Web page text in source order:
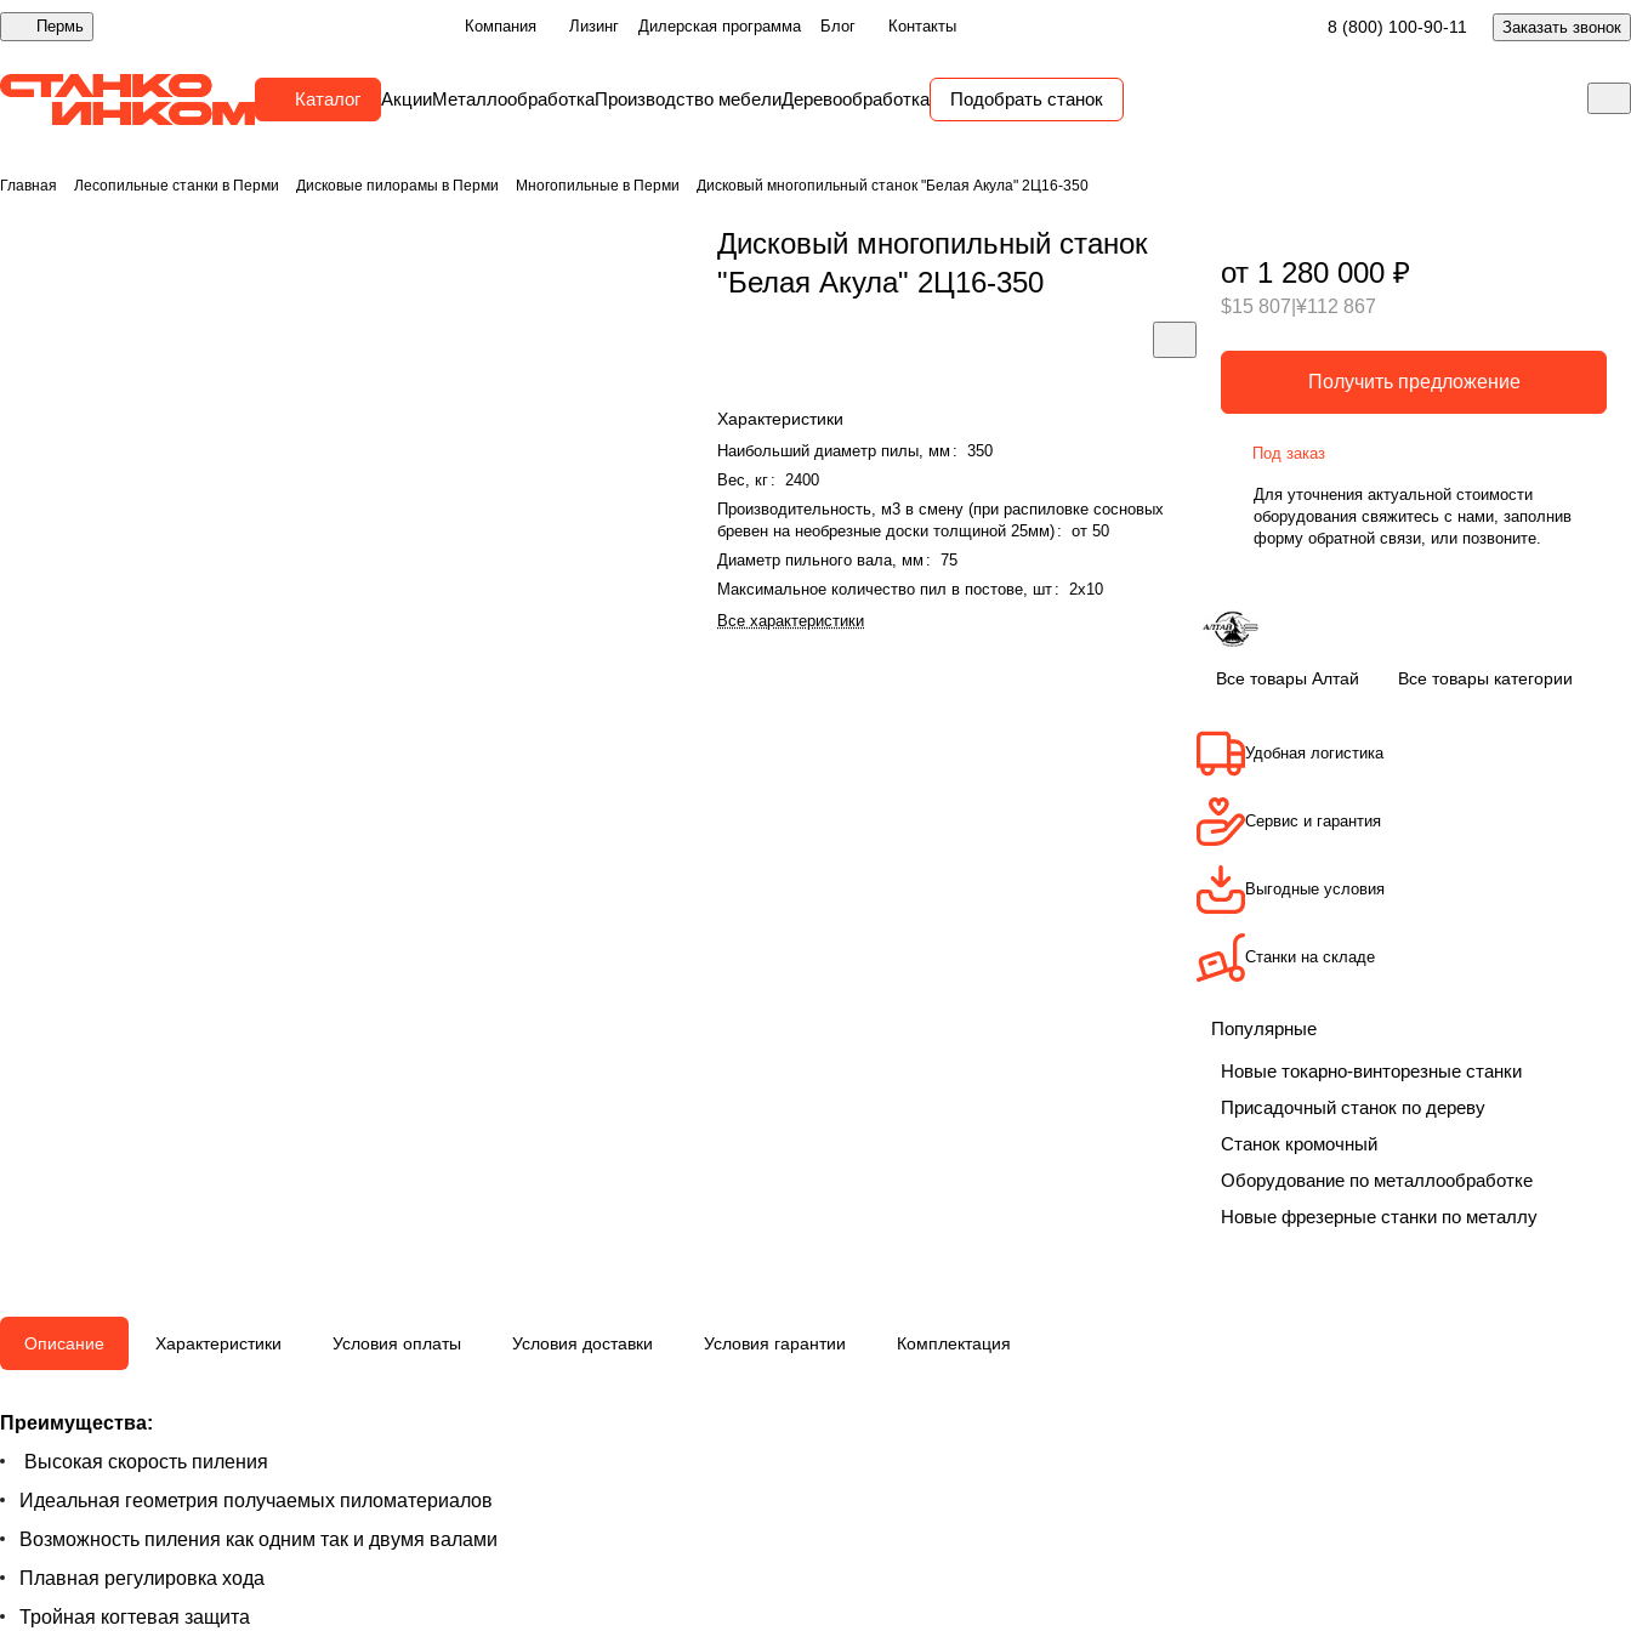
Пермь Компания Лизинг Дилерская программа Блог Контакты 8 (800) 100-90-11 Заказать звонок
Каталог АкцииМеталлообработкаПроизводство мебелиДеревообработка Подобрать станок
Главная Лесопильные станки в Перми Дисковые пилорамы в Перми Многопильные в Перми Дисковый многопильный станок "Белая Акула" 2Ц16-350
Дисковый многопильный станок
"Белая Акула" 2Ц16-350
Характеристики
Наибольший диаметр пилы, мм :
350
Вес, кг :
2400
Производительность, м3 в смену (при распиловке сосновых
бревен на необрезные доски толщиной 25мм) :
от 50
Диаметр пильного вала, мм :
75
Максимальное количество пил в постове, шт :
2x10
Все характеристики
от 1 280 000 ₽
$15 807 ¥112 867
Получить предложение
Под заказ
Для уточнения актуальной стоимости
оборудования свяжитесь с нами, заполнив
форму обратной связи, или позвоните.
Все товары Алтай Все товары категории
Удобная логистика
Сервис и гарантия
Выгодные условия
Станки на складе
Популярные
Новые токарно-винторезные станки
Присадочный станок по дереву
Станок кромочный
Оборудование по металлообработке
Новые фрезерные станки по металлу
Описание Характеристики Условия оплаты Условия доставки Условия гарантии Комплектация
Преимущества:
Высокая скорость пиления
Идеальная геометрия получаемых пиломатериалов
Возможность пиления как одним так и двумя валами
Плавная регулировка хода
Тройная когтевая защита